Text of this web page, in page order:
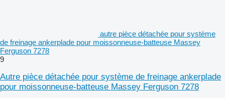
autre pièce détachée pour système
de freinage ankerplade pour moissonneuse-batteuse Massey
Ferguson 7278
9
Autre pièce détachée pour système de freinage ankerplade
pour moissonneuse-batteuse Massey Ferguson 7278